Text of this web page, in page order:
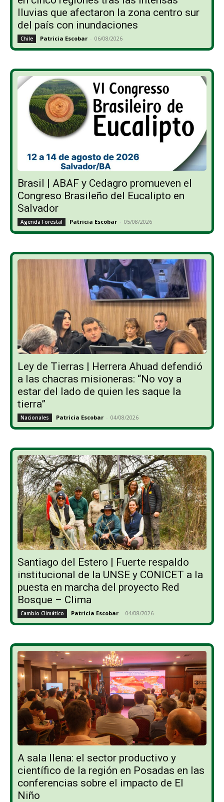
lluvias que afectaron la zona centro sur
del país con inundaciones
Chile Patricia Escobar - 06/08/2026
Brasil | ABAF y Cedagro promueven el
Congreso Brasileño del Eucalipto en
Salvador
Agenda Forestal Patricia Escobar - 05/08/2026
Ley de Tierras | Herrera Ahuad defendió
a las chacras misioneras: “No voy a
estar del lado de quien les saque la
tierra”
Nacionales Patricia Escobar - 04/08/2026
Santiago del Estero | Fuerte respaldo
institucional de la UNSE y CONICET a la
puesta en marcha del proyecto Red
Bosque – Clima
Cambio Climático Patricia Escobar - 04/08/2026
A sala llena: el sector productivo y
científico de la región en Posadas en las
conferencias sobre el impacto de El
Niño